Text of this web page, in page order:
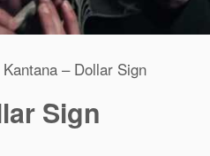
Kantana – Dollar Sign
Sign